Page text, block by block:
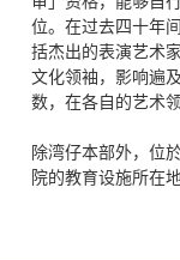
位。在过去四十年
括杰出的表演艺术
文化领袖，影响遍
数，在各自的艺术
除湾仔本部外，位
院的教育设施所在地